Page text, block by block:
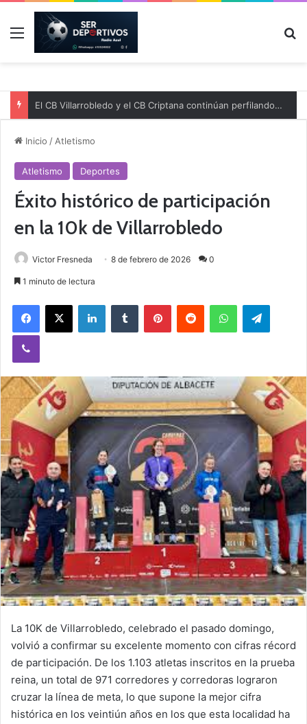
Menú
El CB Villarrobledo y el CB Criptana continúan perfilando sus plantillas
Inicio / Atletismo
Atletismo Deportes
Éxito histórico de participación
en la 10k de Villarrobledo
Victor Fresneda 8 de febrero de 2026 0
1 minuto de lectura
La 10K de Villarrobledo, celebrado el pasado domingo,
volvió a confirmar su excelente momento con cifras récord
de participación. De los 1.103 atletas inscritos en la prueba
reina, un total de 971 corredores y corredoras lograron
cruzar la línea de meta, lo que supone la mejor cifra
histórica en los veintiún años en los que esta localidad ha